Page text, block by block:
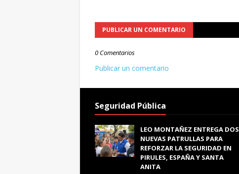
PUBLICAR UN COMENTARIO
0 Comentarios
Publicar un comentario
Seguridad Pública
LEO MONTAÑEZ ENTREGA DOS
NUEVAS PATRULLAS PARA
REFORZAR LA SEGURIDAD EN
PIRULES, ESPAÑA Y SANTA
ANITA